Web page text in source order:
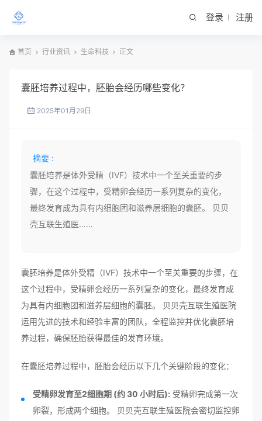
登录 注册
首页 行业资讯 生命科技 正文
囊胚培养过程中，胚胎会经历哪些变化？
2025年01月29日
摘要 :
囊胚培养是体外受精（IVF）技术中一个至关重要的步
骤，在这个过程中，受精卵会经历一系列复杂的变化，
最终发育成为具有内细胞团和滋养层细胞的囊胚。 贝贝
壳互联生殖医……
囊胚培养是体外受精（IVF）技术中一个至关重要的步骤，在
这个过程中，受精卵会经历一系列复杂的变化，最终发育成
为具有内细胞团和滋养层细胞的囊胚。 贝贝壳互联生殖医院
运用先进的技术和经验丰富的团队，全程监控并优化囊胚培
养过程，确保胚胎获得最佳的发育环境。
在囊胚培养过程中，胚胎会经历以下几个关键阶段的变化：
受精卵发育至2细胞期 (约 30 小时后): 受精卵完成第一次
卵裂，形成两个细胞。 贝贝壳互联生殖医院会密切监控卵